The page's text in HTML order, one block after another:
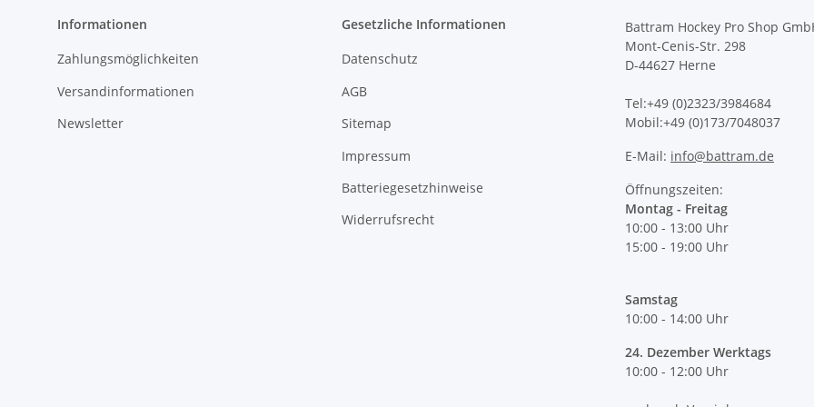
Informationen
Zahlungsmöglichkeiten
Versandinformationen
Newsletter
Gesetzliche Informationen
Datenschutz
AGB
Sitemap
Impressum
Batteriegesetzhinweise
Widerrufsrecht
Battram Hockey Pro Shop
Mont-Cenis-Str. 298
D-44627 Herne
Tel:+49 (0)2323/3984684
Mobil:+49 (0)173/7048037
E-Mail: info@battram.de
Öffnungszeiten:
Montag - Freitag
10:00 - 13:00 Uhr
15:00 - 19:00 Uhr
Samstag
10:00 - 14:00 Uhr
24. Dezember Werktags
10:00 - 12:00 Uhr